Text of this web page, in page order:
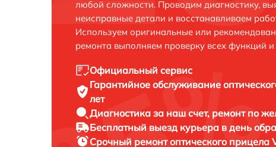
любой сложности. Проводим диагностику,
неисправные детали и восстанавливаем
Используем оригинальные или
ремонта выполняем проверку всех функций
Официальный сервис
Гарантийное обслуживание
лет
Диагностика за наш счет, ремонт по
Бесплатный выезд курьера в день
Срочный ремонтоптического прицела